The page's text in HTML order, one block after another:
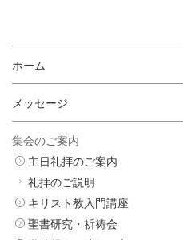
ホーム
メッセージ
集会のご案内
主日礼拝のご案内
礼拝のご説明
キリスト教入門講座
聖書研究・祈祷会